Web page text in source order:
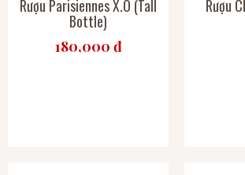
Rượu Parisiennes X.O (Tall
Bottle)
180,000 đ
Rượu